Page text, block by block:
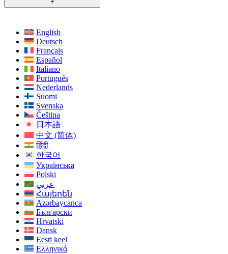
English
Deutsch
Français
Español
Italiano
Português
Nederlands
Suomi
Svenska
Čeština
日本語
中文 (简体)
हिंदी
한국어
Українська
Polski
عربي
Հայերեն
Azərbaycanca
Български
Hrvatski
Dansk
Eesti keel
Ελληνικά